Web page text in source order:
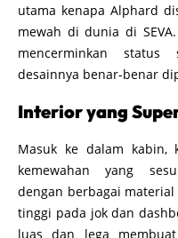
utama kenapa Alphard
mewah di dunia di
mencerminkan status
desainnya benar-benar
Interior yang
Masuk ke dalam kabin,
kemewahan yang
dengan berbagai
tinggi pada jok dan
luas dan lega